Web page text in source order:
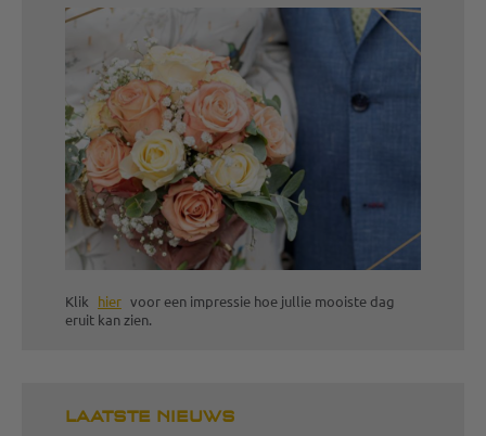
Klik hier voor een impressie hoe jullie mooiste dag
eruit kan zien.
LAATSTE NIEUWS